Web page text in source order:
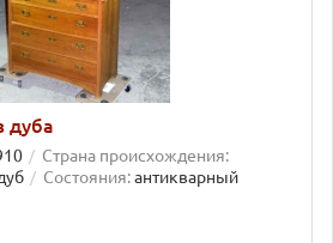
дуба
Страна происхождения:
Состояния:антикварный